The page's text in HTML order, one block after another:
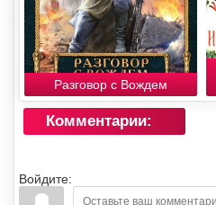
Разговор с Вождем
Комментарии:
Войдите: